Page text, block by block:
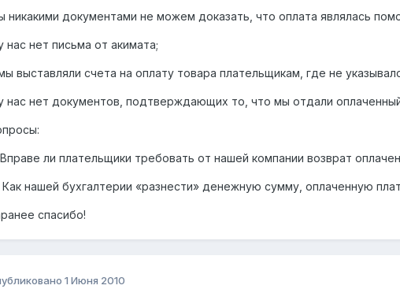
никакими документами не можем доказать, что оплата являлась
нас нет письма от акимата;
выставляли счета на оплату товара плательщикам, где не
нас нет документов, подтверждающих то, что мы отдали
ли плательщики требовать от нашей компании возврат
нашей бухгалтерии «разнести» денежную сумму, оплаченную
спасибо!
1 Июня 2010